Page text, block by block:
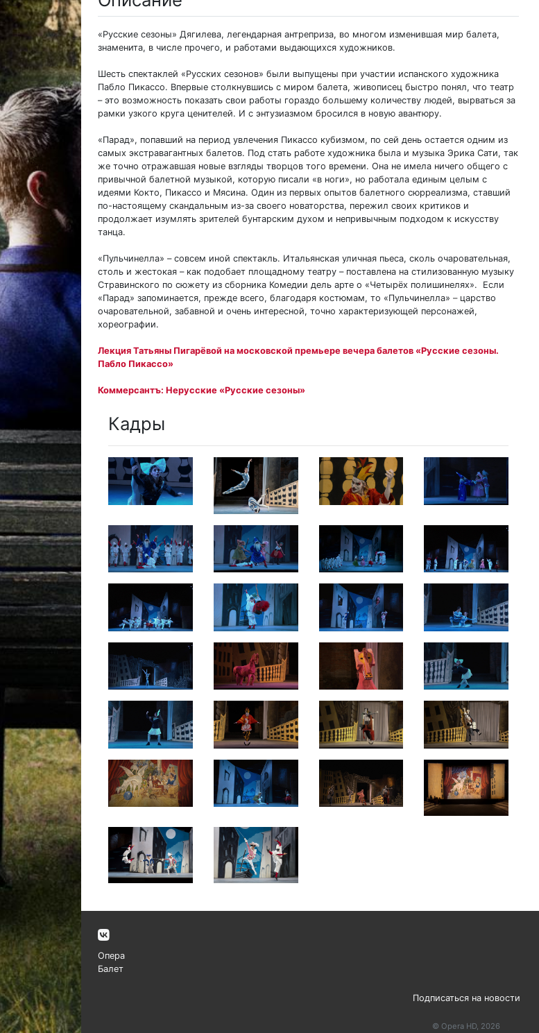
«Русские сезоны» Дягилева, легендарная антреприза, во многом изменившая мир балета,
знаменита, в числе прочего, и работами выдающихся художников.
Шесть спектаклей «Русских сезонов» были выпущены при участии испанского художника
Пабло Пикассо. Впервые столкнувшись с миром балета, живописец быстро понял, что театр
– это возможность показать свои работы гораздо большему количеству людей, вырваться за
рамки узкого круга ценителей. И с энтузиазмом бросился в новую авантюру.
«Парад», попавший на период увлечения Пикассо кубизмом, по сей день остается одним из
самых экстравагантных балетов. Под стать работе художника была и музыка Эрика Сати, так
же точно отражавшая новые взгляды творцов того времени. Она не имела ничего общего с
привычной балетной музыкой, которую писали «в ноги», но работала единым целым с
идеями Кокто, Пикассо и Мясина. Один из первых опытов балетного сюрреализма, ставший
по-настоящему скандальным из-за своего новаторства, пережил своих критиков и
продолжает изумлять зрителей бунтарским духом и непривычным подходом к искусству
танца.
«Пульчинелла» – совсем иной спектакль. Итальянская уличная пьеса, сколь очаровательная,
столь и жестокая – как подобает площадному театру – поставлена на стилизованную музыку
Стравинского по сюжету из сборника Комедии дель арте о «Четырёх полишинелях». Если
«Парад» запоминается, прежде всего, благодаря костюмам, то «Пульчинелла» – царство
очаровательной, забавной и очень интересной, точно характеризующей персонажей,
хореографии.
Лекция Татьяны Пигарёвой на московской премьере вечера балетов «Русские сезоны.
Пабло Пикассо»
Коммерсантъ: Нерусские «Русские сезоны»
Кадры
Опера
Балет
Подписаться на новости
© Opera HD, 2026